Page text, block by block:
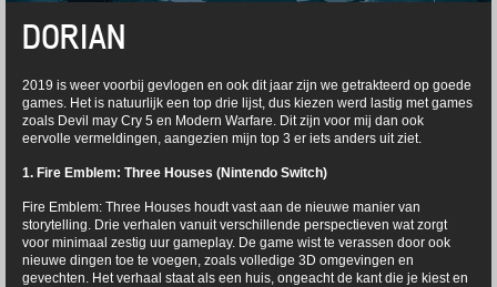
DORIAN
2019 is weer voorbij gevlogen en ook dit jaar zijn we getrakteerd op goede
games. Het is natuurlijk een top drie lijst, dus kiezen werd lastig met games
zoals Devil may Cry 5 en Modern Warfare. Dit zijn voor mij dan ook
eervolle vermeldingen, aangezien mijn top 3 er iets anders uit ziet.
1. Fire Emblem: Three Houses (Nintendo Switch)
Fire Emblem: Three Houses houdt vast aan de nieuwe manier van
storytelling. Drie verhalen vanuit verschillende perspectieven wat zorgt
voor minimaal zestig uur gameplay. De game wist te verassen door ook
nieuwe dingen toe te voegen, zoals volledige 3D omgevingen en
gevechten. Het verhaal staat als een huis, ongeacht de kant die je kiest en